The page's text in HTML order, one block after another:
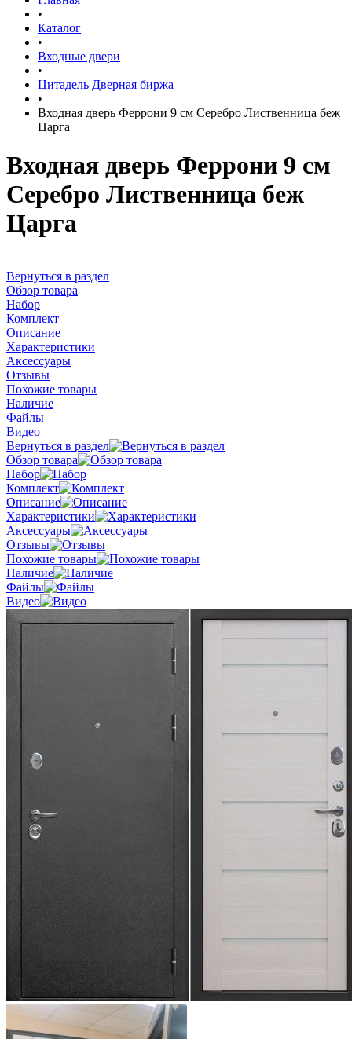
•
Каталог
•
Входные двери
•
Цитадель Дверная биржа
•
Входная дверь Феррони 9 см Серебро Лиственница беж
Царга
Входная дверь Феррони 9 см
Серебро Лиственница беж
Царга
Вернуться в раздел
Обзор товара
Набор
Комплект
Описание
Характеристики
Аксессуары
Отзывы
Похожие товары
Наличие
Файлы
Видео
Вернуться в раздел
Обзор товара
Набор
Комплект
Описание
Характеристики
Аксессуары
Отзывы
Похожие товары
Наличие
Файлы
Видео